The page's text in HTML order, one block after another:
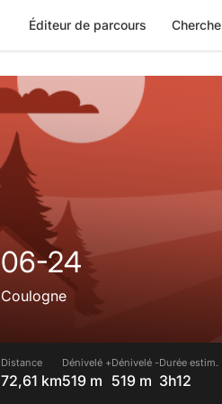
Éditeur de parcours
06-24
Coulogne
Distance
72,61 km
Dénivelé +
519 m
Dénivelé -
519 m
Durée estim.
3h12